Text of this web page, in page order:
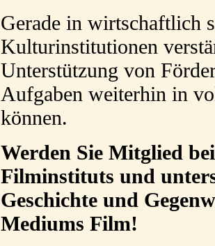
Gerade in wirtschaftlich
Kulturinstitutionen
Unterstützung von
Aufgaben weiterhin in
können.
Werden Sie Mitglied
Filminstituts und
Geschichte und
Mediums Film!